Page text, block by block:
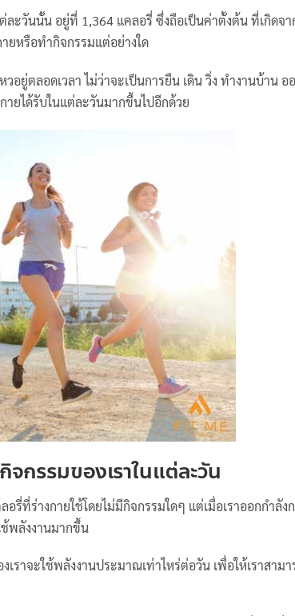
ะวันนั้น อยู่ที่ 1,364 แคลอรี่ ซึ่งถือเป็นค่าตั้งต้น ที่เกิดจา
ยหรือทำกิจกรรมแต่อย่างใด
ยู่ตลอดเวลา ไม่ว่าจะเป็นการยืน เดิน วิ่ง ทำงานบ้าน อ
ยได้รับในแต่ละวันมากขึ้นไปอีกด้วย
รรมของเราในแต่ละวัน
รี่ที่ร่างกายใช้โดยไม่มีกิจกรรมใดๆ แต่เมื่อเราออกกำลัง
พลังงานมากขึ้น
ราจะใช้พลังงานประมาณเท่าไหร่ต่อวัน เพื่อให้เราสามา